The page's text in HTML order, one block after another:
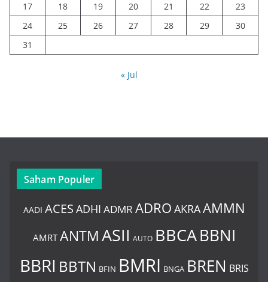
17
18 19 20 21 22
23
24
25 26 27 28 29
30
31
« Jul
Saham Populer
AADI ACES ADHI ADMR ADRO AKRAAMMN
AMRT ANTMASII AUTO BBCABBNI
BBRI BBTN BFIN BMRI BNGA BREN BRIS